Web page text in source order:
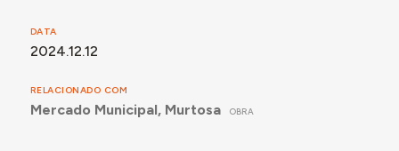
DATA
2024.12.12
RELACIONADO COM
Mercado Municipal, Murtosa OBRA